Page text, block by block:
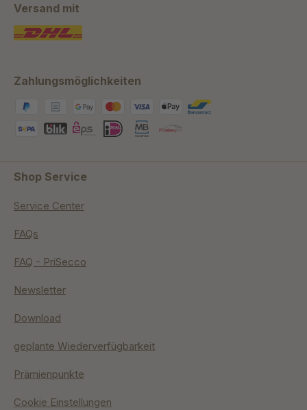
Versand mit
Zahlungsmöglichkeiten
Shop Service
Service Center
FAQs
FAQ - PriSecco
Newsletter
Download
geplante Wiederverfügbarkeit
Prämienpunkte
Cookie Einstellungen